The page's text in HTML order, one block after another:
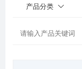
产品分类